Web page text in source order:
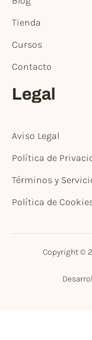
Tienda
Cursos
Contacto
Legal
Aviso Legal
Política de
Términos y
Política de
Copyright ©